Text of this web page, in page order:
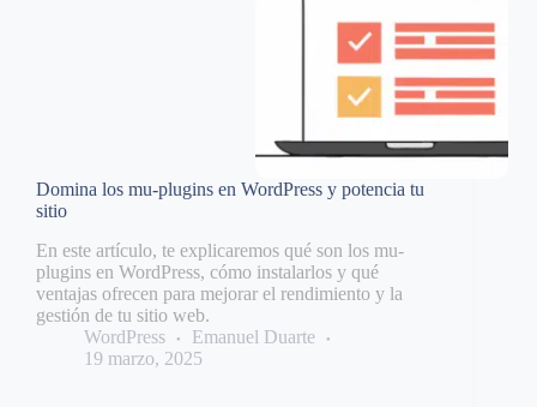
Domina los mu-plugins en WordPress y potencia tu
sitio
En este artículo, te explicaremos qué son los mu-
plugins en WordPress, cómo instalarlos y qué
ventajas ofrecen para mejorar el rendimiento y la
gestión de tu sitio web.
WordPress
Emanuel Duarte
19 marzo, 2025